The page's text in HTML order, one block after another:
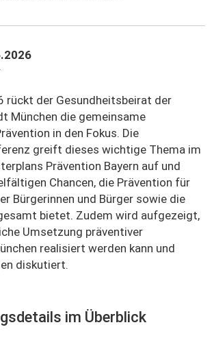
rückt der Gesundheitsbeirat der
München die gemeinsame
in den Fokus. Die
greift dieses wichtige Thema im
Prävention Bayern auf und
Chancen, die Prävention für
Bürgerinnen und Bürger sowie die
bietet. Zudem wird aufgezeigt,
Umsetzung präventiver
realisiert werden kann und
diskutiert.
im Überblick